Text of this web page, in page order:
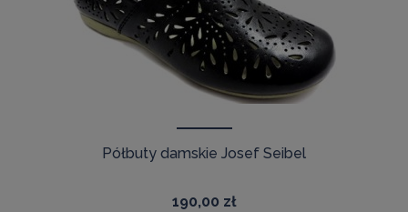
Półbuty damskie Josef Seibel
190,00 zł